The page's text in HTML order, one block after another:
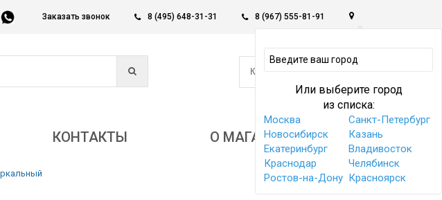
Заказать звонок 8 (495) 648-31-31 8 (967) 555-81-91
Или выберите город
из списка:
Москва
Санкт-Петербург
Новосибирск
Казань
Екатеринбург
Владивосток
Краснодар
Челябинск
Ростов-на-Дону Красноярск
КОРЗИНА -
0
КОНТАКТЫ О МАГАЗИНЕ